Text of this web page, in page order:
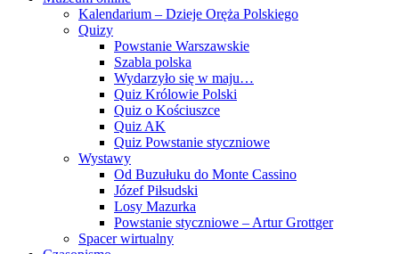
Kalendarium – Dzieje Oręża Polskiego
Quizy
Powstanie Warszawskie
Szabla polska
Wydarzyło się w maju…
Quiz Królowie Polski
Quiz o Kościuszce
Quiz AK
Quiz Powstanie styczniowe
Wystawy
Od Buzułuku do Monte Cassino
Józef Piłsudski
Losy Mazurka
Powstanie styczniowe – Artur Grottger
Spacer wirtualny